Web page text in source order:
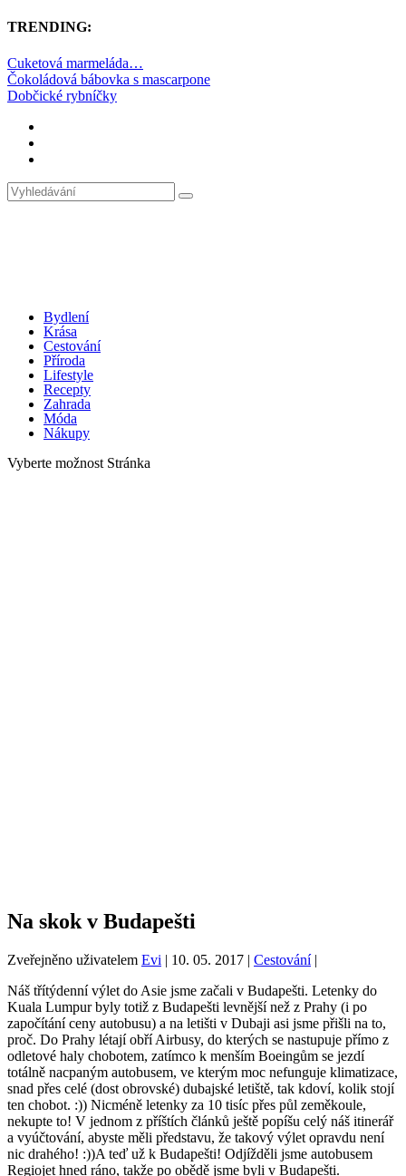
TRENDING:
Cuketová marmeláda…
Čokoládová bábovka s mascarpone
Dobčické rybníčky
Bydlení
Krása
Cestování
Příroda
Lifestyle
Recepty
Zahrada
Móda
Nákupy
Vyberte možnost Stránka
Na skok v Budapešti
Zveřejněno uživatelem Evi | 10. 05. 2017 | Cestování|
Náš třítýdenní výlet do Asie jsme začali v Budapešti. Letenky do
Kuala Lumpur byly totiž z Budapešti levnější než z Prahy (i po
započítání ceny autobusu) a na letišti v Dubaji asi jsme přišli na to,
proč. Do Prahy létají obří Airbusy, do kterých se nastupuje přímo z
odletové haly chobotem, zatímco k menším Boeingům se jezdí
totálně nacpaným autobusem, ve kterým moc nefunguje klimatizace,
snad přes celé (dost obrovské) dubajské letiště, tak kdoví, kolik stojí
ten chobot. :)) Nicméně letenky za 10 tisíc přes půl zeměkoule,
nekupte to! V jednom z příštích článků ještě popíšu celý náš itinerář
a vyúčtování, abyste měli představu, že takový výlet opravdu není
nic drahého! :))A teď už k Budapešti! Odjížděli jsme autobusem
Regiojet hned ráno, takže po obědě jsme byli v Budapešti.